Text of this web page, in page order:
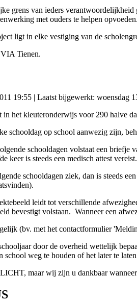
grens van ieders
met ouders te helpen
ligt in elke vestiging van de
VIA Tienen.
19:55 | Laatst bijgewerkt: woensdag
het kleuteronderwijs voor 290 halve
schooldag op school aanwezig zijn,
schooldagen volstaat een
keer is steeds een medisch attest vereist.
schooldagen ziek, dan is steeds
leidt tot verschillende
bevestigt volstaan. Wanneer een
(bv. met het contactformulier
door de overheid wettelijk
school weg te houden of het later te
maar wij zijn u dankbaar